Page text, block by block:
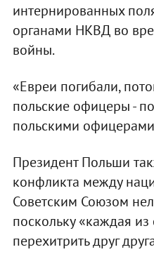
интернированных
органами НКВД во
войны.
«Евреи погибали,
польские офицеры -
польскими
Президент Польши
конфликта между
Советским Союзом
поскольку «каждая из
перехитрить друг